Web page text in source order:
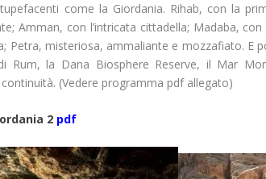
come la Giordania. Rihab, con la
Amman, con l’intricata cittadella; Madaba,
Petra, misteriosa, ammaliante e mozzafiato. E
Rum, la Dana Biosphere Reserve, il Mar
(Vedere programma pdf allegato)
2 pdf